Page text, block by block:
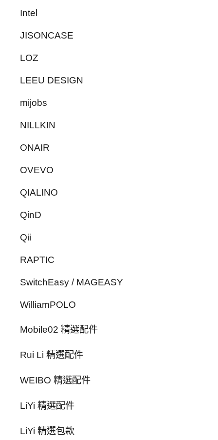
Intel
JISONCASE
LOZ
LEEU DESIGN
mijobs
NILLKIN
ONAIR
OVEVO
QIALINO
QinD
Qii
RAPTIC
SwitchEasy / MAGEASY
WilliamPOLO
Mobile02 精選配件
Rui Li 精選配件
WEIBO 精選配件
LiYi 精選配件
LiYi 精選包款